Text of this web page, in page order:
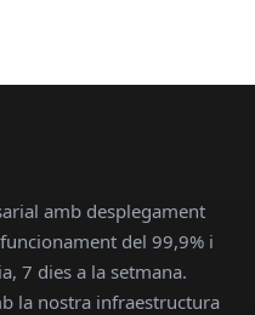
amb desplegament
del 99,9% i
7 dies a la setmana.
la nostra infraestructura